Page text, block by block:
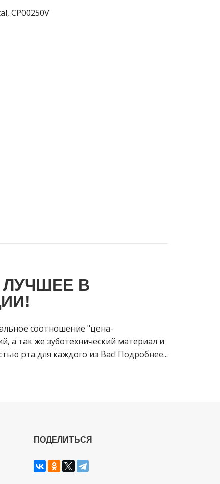
CP00250V
В
соотношение "цена-
а так же зуботехнический материал и
рта для каждого из Вас! Подробнее...
ПОДЕЛИТЬСЯ